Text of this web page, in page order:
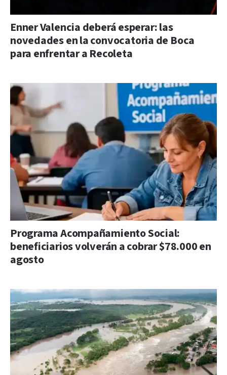
Enner Valencia deberá esperar: las
novedades en la convocatoria de Boca
para enfrentar a Recoleta
Programa Acompañamiento Social:
beneficiarios volverán a cobrar $78.000 en
agosto